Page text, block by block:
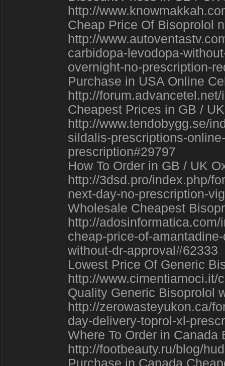
http://
Cheap Price Of Bisoprolol
http://
carbidopa-levodopa-
overnight-no-prescription-
Purchase in USA Online
http://
Cheapest Prices in GB /
http://www.tendobygg.se/
sildalis-prescriptions-
prescription#29797
How To Order in GB / UK
http://3dsd.pro/index.php/
next-day-no-prescription-
Wholesale Cheapest
http://
cheap-price-of-
without-dr-approval#62333
Lowest Price Of Generic
http://www.cimentiamoci.it/
Quality Generic Bisoprolol
http://zerowasteyukon.ca/
day-delivery-toprol-xl-
Where To Order in Canada
http://footbeauty.ru/blog/